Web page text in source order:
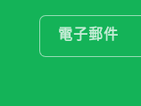
電子郵件